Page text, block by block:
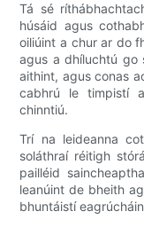
Tá sé
húsáid agus
oiliúint a chur ar do
agus a dhíluchtú go
aithint, agus conas
cabhrú le timpistí
chinntiú.
Trí na leideanna
soláthraí réitigh
pailléid
leanúint de bheith
bhuntáistí